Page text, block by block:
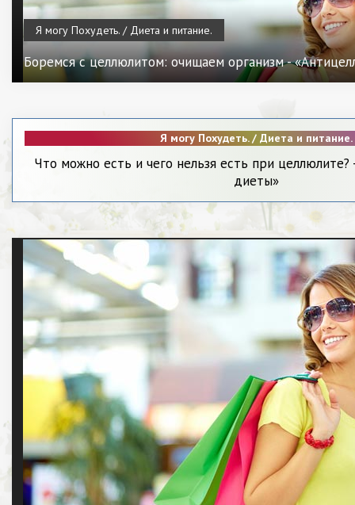
Я могу Похудеть. / Диета и питание.
Боремся с целлюлитом: очищаем организм -
Я могу Похудеть. / Диета и питание.
Что можно есть и чего нельзя есть при
диеты»